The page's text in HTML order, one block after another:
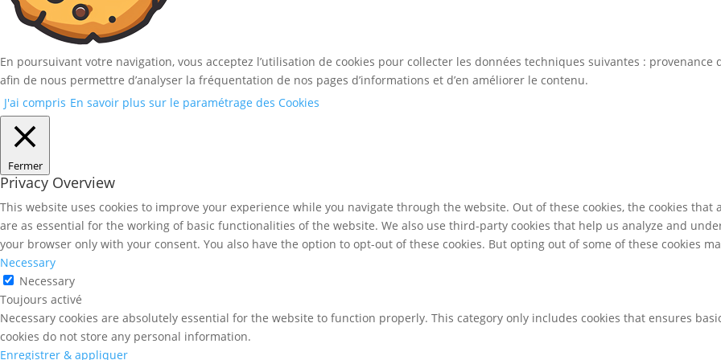
En poursuivant votre navigation, vous acceptez l’utilisation de cookies pour collecter les données techniques suivantes :
afin de nous permettre d’analyser la fréquentation de nos pages d’informations et d’en améliorer le contenu.
J'ai compris En savoir plus sur le paramétrage des Cookies
Fermer
Privacy Overview
This website uses cookies to improve your experience while you navigate through the website. Out of these cookies, the cookies
are as essential for the working of basic functionalities of the website. We also use third-party cookies that help us analyze and
your browser only with your consent. You also have the option to opt-out of these cookies. But opting out of some of these cookies
Necessary
Necessary
Toujours activé
Necessary cookies are absolutely essential for the website to function properly. This category only includes cookies that ensures
cookies do not store any personal information.
Enregistrer & appliquer